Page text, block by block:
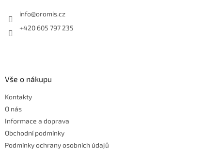
info@oromis.cz
+420 605 797 235
Vše o nákupu
Kontakty
O nás
Informace a doprava
Obchodní podmínky
Podmínky ochrany osobních údajů